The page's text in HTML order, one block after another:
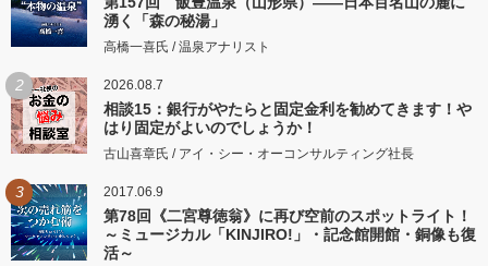
湧く「森の秘湯」
高橋一喜氏 / 温泉アナリスト
2 2026.08.7
相談15：銀行がやたらと固定金利を勧めてきます！や
はり固定がよいのでしょうか！
古山喜章氏 / アイ・シー・オーコンサルティング社長
3 2017.06.9
第78回《二宮尊徳翁》に再び空前のスポットライト！
～ミュージカル「KINJIRO!」・記念館開館・銅像も復
活～